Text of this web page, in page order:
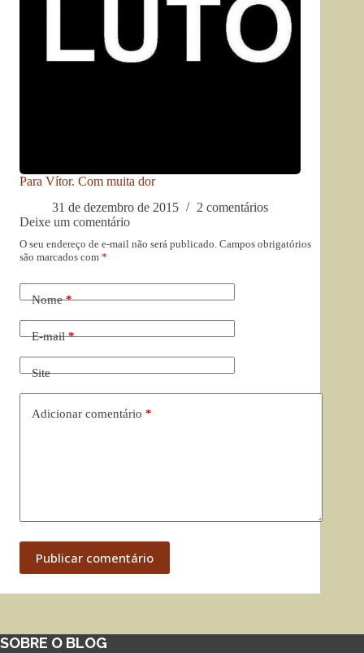
Para Vítor. Com muita dor
31 de dezembro de 2015
2 comentários
Deixe um comentário
O seu endereço de e-mail não será publicado. Campos obrigatórios
são marcados com *
Nome*
E-mail*
Site
Adicionar comentário *
Publicar comentário
SOBRE O BLOG